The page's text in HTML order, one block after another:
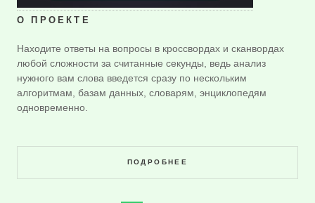
О ПРОЕКТЕ
Находите ответы на вопросы в кроссвордах и сканвордах
любой сложности за считанные секунды, ведь анализ
нужного вам слова введется сразу по нескольким
алгоритмам, базам данных, словарям, энциклопедям
одновременно.
ПОДРОБНЕЕ